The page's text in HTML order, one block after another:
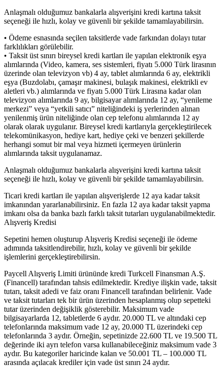
Anlaşmalı olduğumuz bankalarla alışverişini kredi kartına taksit
seçeneği ile hızlı, kolay ve güvenli bir şekilde tamamlayabilirsin.
• Ödeme esnasında seçilen taksitlerde vade farkından dolayı tutar
farklılıkları görülebilir.
• Taksit üst sınırı bireysel kredi kartları ile yapılan elektronik eşya
alımlarında (Video, kamera, ses sistemleri, fiyatı 5.000 Türk lirasının
üzerinde olan televizyon vb) 4 ay, tablet alımlarında 6 ay, elektrikli
eşya (Buzdolabı, çamaşır makinesi, bulaşık makinesi, elektrikli ev
aletleri vb.) alımlarında ve fiyatı 5.000 Türk Lirasına kadar olan
televizyon alımlarında 9 ay, bilgisayar alımlarında 12 ay, “yenileme
merkezi” veya “yetkili satıcı” niteliğindeki iş yerlerinden alınan
yenilenmiş ürün niteliğinde olan cep telefonu alımlarında 12 ay
olarak olarak uygulanır. Bireysel kredi kartlarıyla gerçekleştirilecek
telekomünikasyon, hediye kart, hediye çeki ve benzeri şekillerde
herhangi somut bir mal veya hizmeti içermeyen ürünlerin
alımlarında taksit uygulanamaz.
Anlaşmalı olduğumuz bankalarla alışverişini kredi kartına taksit
seçeneği ile hızlı, kolay ve güvenli bir şekilde tamamlayabilirsin.
Ticari kredi kartları ile yapılan alışverişlerde 12 aya kadar taksit
imkanından yararlanabilirsiniz. En fazla 12 aya kadar taksit yapma
imkanı olsa da banka bazlı farklı taksit tutarları uygulanabilmektedir.
Alışveriş Kredisi
Sepetini hemen oluşturup Alışveriş Kredisi seçeneği ile ödeme
adımında taksitlendirebilir, hızlı, kolay ve güvenli bir şekilde
işlemlerini gerçekleştirebilirsin.
Paycell Alışveriş Limiti ürününde kredi Turkcell Finansman A.Ş.
(Financell) tarafından tahsis edilmektedir. Krediye ilişkin vade, taksit
tutarı, taksit adedi ve faiz oranı Financell tarafından belirlenir. Vade
ve taksit tutarları tek bir ürün üzerinden hesaplanmış olup sepetteki
tutar üzerinden değişiklik gösterebilir. Maksimum vade
bilgisayarlarda 12, tabletlerde 6 aydır. 20.000 TL ve altındaki cep
telefonlarında maksimum vade 12 ay, 20.000 TL üzerindeki cep
telefonlarında 3 aydır. Örneğin, sepetinizde 22.600 TL ve 19.500 TL
değerinde iki ayrı telefon varsa kullanabileceğiniz maksimum vade 3
aydır. Bu kategoriler haricinde kalan ve 50.001 TL – 100.000 TL
arasında açılacak krediler için vade üst sınırı 24 aydır.